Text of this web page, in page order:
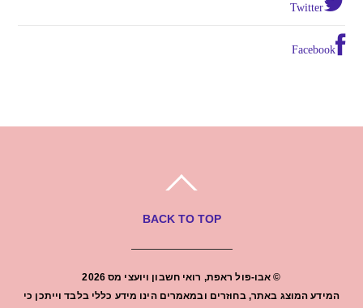
Twitter
Facebook
BACK TO TOP
© אבו-פול ראפת, רואי חשבון ויועצי מס2026
המידע המוצג באתר, בחוזרים ובמאמרים הינו מידע כללי בלבד וייתכן כי